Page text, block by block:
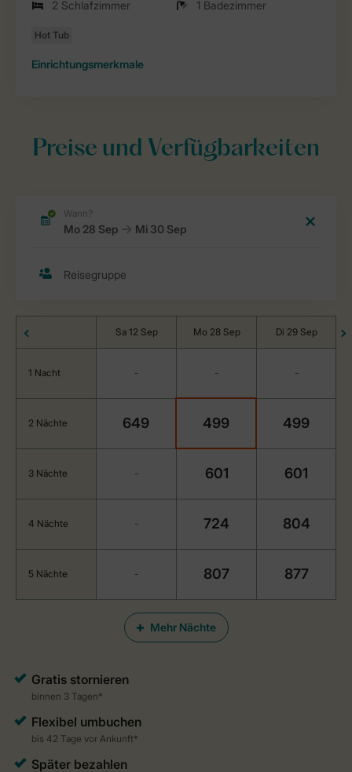
2 Schlafzimmer
1 Badezimmer
Einrichtungsmerkmale
Preise und Verfügbarkeiten
Mehr Nächte
Sa 12 Sep Mo 28 Sep Di 29 Sep
1 Nacht - - -
2 Nächte 649 499 499
3 Nächte - 601 601
4 Nächte - 724 804
5 Nächte - 807 877